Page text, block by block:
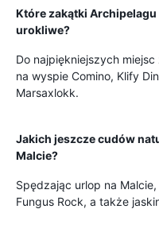
Które zakątki
urokliwe?
Do najpiękniejszych miejsc
na wyspie Comino, Klify
Marsaxlokk.
Jakich jeszcze cudów
Malcie?
Spędzając urlop na
Fungus Rock, a także